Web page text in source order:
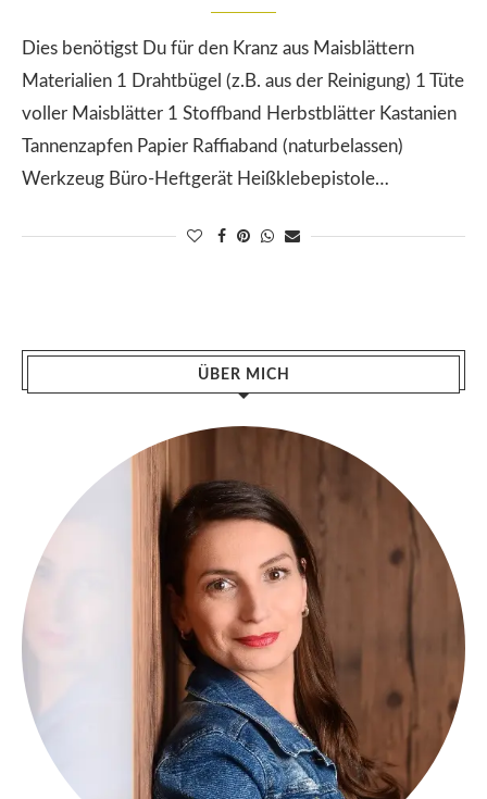
Dies benötigst Du für den Kranz aus Maisblättern
Materialien 1 Drahtbügel (z.B. aus der Reinigung) 1 Tüte
voller Maisblätter 1 Stoffband Herbstblätter Kastanien
Tannenzapfen Papier Raffiaband (naturbelassen)
Werkzeug Büro-Heftgerät Heißklebepistole…
ÜBER MICH